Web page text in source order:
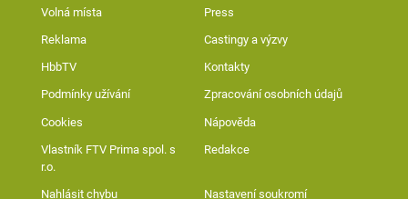
Volná místa Press
Reklama Castingy a výzvy
HbbTV Kontakty
Podmínky užívání Zpracování osobních údajů
Cookies Nápověda
Vlastník FTV Prima spol. s
r.o.
Redakce
Nahlásit chybu Nastavení soukromí